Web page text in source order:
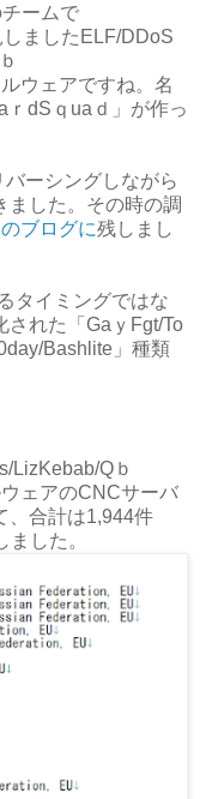
ームで
ましたELF/DDoS
ウェアですね。名
dSｑuaｄ」が作っ
ーシングしながら
ました。その時の調
ブログに残しまし
タイミングではな
された「GaｙFgt/To
Bashlite」種類
LizKebab/Qｂ
ェアのCNCサーバ
、合計は1,944件
した。